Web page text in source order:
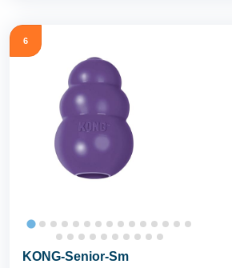
6
KONG-Senior-Sm